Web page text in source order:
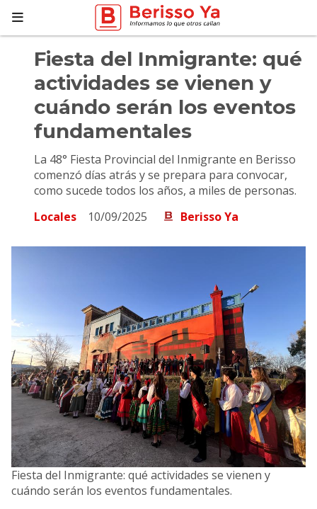
Fiesta del Inmigrante: qué
actividades se vienen y
cuándo serán los eventos
fundamentales
La 48° Fiesta Provincial del Inmigrante en Berisso
comenzó días atrás y se prepara para convocar,
como sucede todos los años, a miles de personas.
Locales
10/09/2025 Berisso Ya
Fiesta del Inmigrante: qué actividades se vienen y
cuándo serán los eventos fundamentales.